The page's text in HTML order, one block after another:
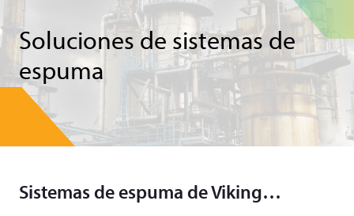
Soluciones de sistemas de
espuma
Sistemas de espuma de Viking…